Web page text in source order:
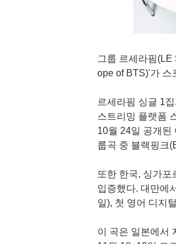
그룹 르세라핌
ope of BTS)'가 스
르세라핌 싱글 1
스트리밍 플랫폼
10월 24일 공개된
룹곡 중 블랙핑크
또한 한국, 싱가포
입증했다. 대만에
일), 첫 영어 디지
이 곡은 일본에서